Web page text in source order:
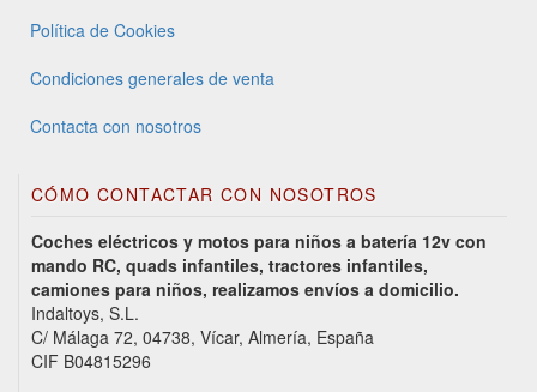
Política de Cookies
Condiciones generales de venta
Contacta con nosotros
CÓMO CONTACTAR CON NOSOTROS
Coches eléctricos y motos para niños a batería 12v con
mando RC, quads infantiles, tractores infantiles,
camiones para niños, realizamos envíos a domicilio.
Indaltoys, S.L.
C/ Málaga 72, 04738, Vícar, Almería, España
CIF B04815296